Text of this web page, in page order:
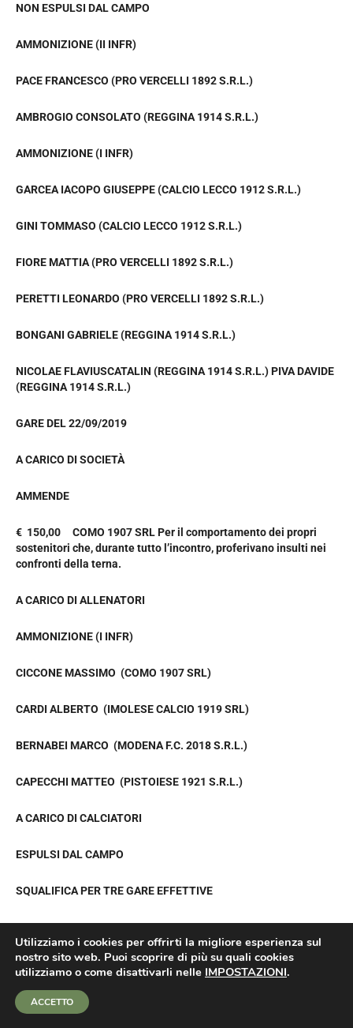
NON ESPULSI DAL CAMPO
AMMONIZIONE (II INFR)
PACE FRANCESCO (PRO VERCELLI 1892 S.R.L.)
AMBROGIO CONSOLATO (REGGINA 1914 S.R.L.)
AMMONIZIONE (I INFR)
GARCEA IACOPO GIUSEPPE (CALCIO LECCO 1912 S.R.L.)
GINI TOMMASO (CALCIO LECCO 1912 S.R.L.)
FIORE MATTIA (PRO VERCELLI 1892 S.R.L.)
PERETTI LEONARDO (PRO VERCELLI 1892 S.R.L.)
BONGANI GABRIELE (REGGINA 1914 S.R.L.)
NICOLAE FLAVIUSCATALIN (REGGINA 1914 S.R.L.) PIVA DAVIDE
(REGGINA 1914 S.R.L.)
GARE DEL 22/09/2019
A CARICO DI SOCIETÀ
AMMENDE
€ 150,00 COMO 1907 SRL Per il comportamento dei propri
sostenitori che, durante tutto l’incontro, proferivano insulti nei
confronti della terna.
A CARICO DI ALLENATORI
AMMONIZIONE (I INFR)
CICCONE MASSIMO (COMO 1907 SRL)
CARDI ALBERTO (IMOLESE CALCIO 1919 SRL)
BERNABEI MARCO (MODENA F.C. 2018 S.R.L.)
CAPECCHI MATTEO (PISTOIESE 1921 S.R.L.)
A CARICO DI CALCIATORI
ESPULSI DAL CAMPO
SQUALIFICA PER TRE GARE EFFETTIVE
NARDI JACOPO (PISTOIESE 1921 S.R.L.)
Per aver colpito con un pugno al volto un avversario a giuoco
lontano, facendolo cadere a terra.
SQUALIFICA PER DUE GARE EFFETTIVE
Utilizziamo i cookies per offrirti la migliore esperienza sul
nostro sito web. Puoi scoprire di più su quali cookies
utilizziamo o come disattivarli nelle IMPOSTAZIONI.
ACCETTO